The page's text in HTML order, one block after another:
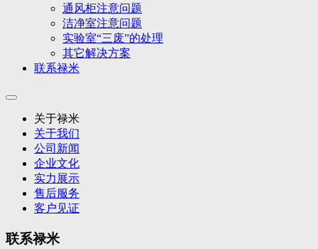
通风柜注意问题
洁净室注意问题
实验室“三废”的处理
其它解决方案
联系禄米
关于禄米
关于我们
公司新闻
企业文化
实力展示
售后服务
客户见证
联系禄米